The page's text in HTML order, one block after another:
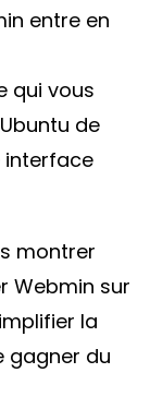
entre en
qui vous
de
interface
montrer
Webmin sur
la
gagner du